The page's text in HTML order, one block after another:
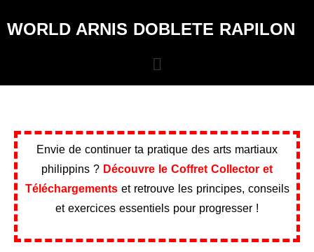
WORLD ARNIS DOBLETE RAPILON
Envie de continuer ta pratique des arts martiaux
philippins ? Découvre le Coffret Collector et
Téléchargementset retrouve les principes, conseils
et exercices essentiels pour progresser !